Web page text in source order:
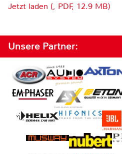
Jetzt laden (, PDF, 12.9 MB)
Unsere Partner: